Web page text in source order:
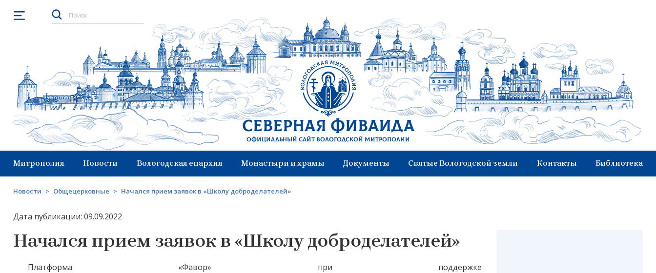
Открыть меню
Северная Фиваида
Официальный сайт Вологодской митрополии
Митрополия Новости Вологодская епархия Монастыри и храмы Документы Святые Вологодской земли Контакты Библиотека
Новости > Общецерковные > Начался прием заявок в «Школу доброделателей»
Дата публикации: 09.09.2022
Начался прием заявок в «Школу доброделателей»
Платформа «Фавор» при поддержке